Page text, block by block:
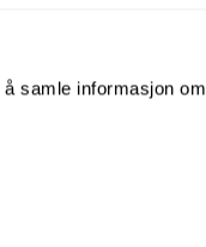
samle informasjon om